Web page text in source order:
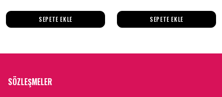
SEPETE EKLE SEPETE EKLE
SÖZLEŞMELER